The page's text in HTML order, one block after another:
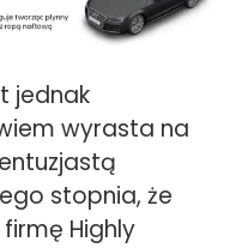
jednak
wyrasta na
stopnia, że
Highly